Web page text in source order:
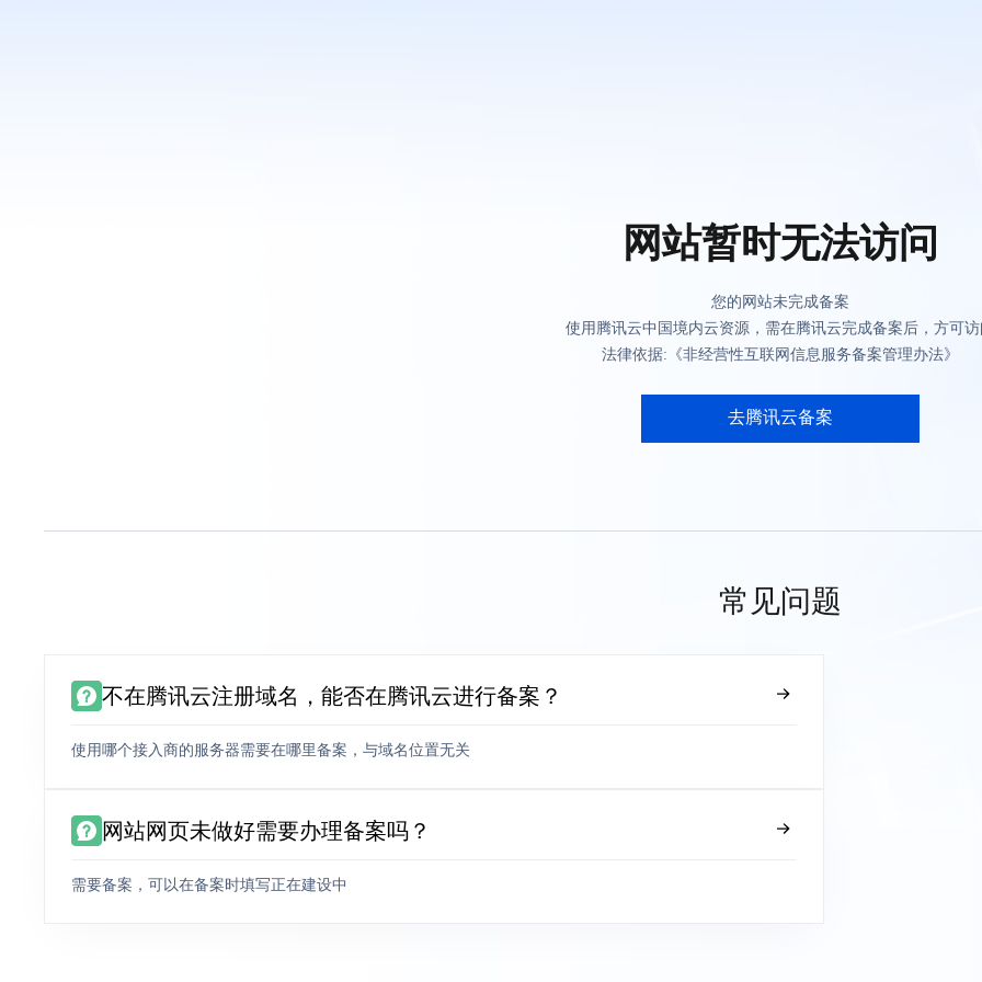
网站暂时无法访问
您的网站未完成备案
使用腾讯云中国境内云资源，需在腾讯云完成备案后，方可
法律依据:《非经营性互联网信息服务备案管理办法》
去腾讯云备案
常见问题
不在腾讯云注册域名，能否在腾讯云进行备案？
使用哪个接入商的服务器需要在哪里备案，与域名位置无关
网站网页未做好需要办理备案吗？
需要备案，可以在备案时填写正在建设中